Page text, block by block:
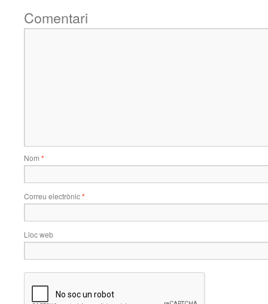
Comentari
Nom *
Correu electrònic*
Lloc web